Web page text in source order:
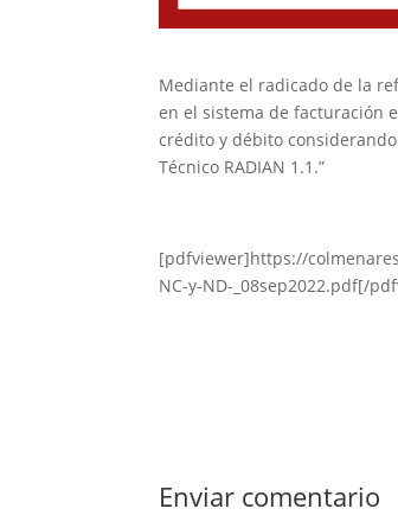
Mediante el radicado de la
en el sistema de facturación
crédito y débito
Técnico RADIAN 1.1.”
[pdfviewer]https://
NC-y-ND-_08sep2022.pdf[/
Enviar comentario